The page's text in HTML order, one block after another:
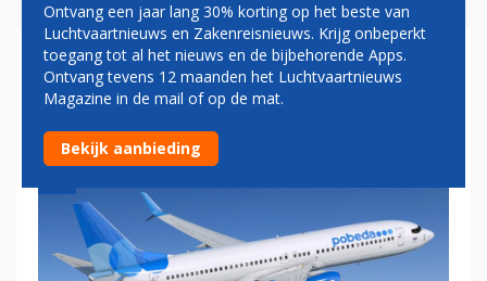
PILOTEN AEROFLOT-DOCHTER
DRONKEN VOOR VLUCHT
Ontvang een jaar lang 30% korting op het beste van
Luchtvaartnieuws en Zakenreisnieuws. Krijg onbeperkt
toegang tot al het nieuws en de bijbehorende Apps.
Ontvang tevens 12 maanden het Luchtvaartnieuws
Magazine in de mail of op de mat.
Bekijk aanbieding